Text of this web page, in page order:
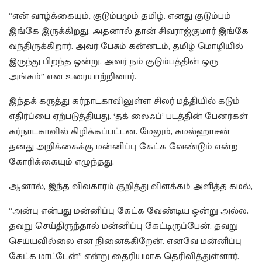
“என் வாழ்க்கையும், குடும்பமும் தமிழ். எனது குடும்பம்
இங்கே இருக்கிறது. அதனால் தான் சிவராஜ்குமார் இங்கே
வந்திருக்கிறார். அவர் பேசும் கன்னடம், தமிழ் மொழியில்
இருந்து பிறந்த ஒன்று. அவர் நம் குடும்பத்தின் ஒரு
அங்கம்” என உரையாற்றினார்.
இந்தக் கருத்து கர்நாடகாவிலுள்ள சிலர் மத்தியில் கடும்
எதிர்ப்பை ஏற்படுத்தியது. ‘தக் லைஃப்’ படத்தின் பேனர்கள்
கர்நாடகாவில் கிழிக்கப்பட்டன. மேலும், கமல்ஹாசன்
தனது அறிக்கைக்கு மன்னிப்பு கேட்க வேண்டும் என்ற
கோரிக்கையும் எழுந்தது.
ஆனால், இந்த விவகாரம் குறித்து விளக்கம் அளித்த கமல்,
“அன்பு என்பது மன்னிப்பு கேட்க வேண்டிய ஒன்று அல்ல.
தவறு செய்திருந்தால் மன்னிப்பு கேட்டிருப்பேன். தவறு
செய்யவில்லை என நினைக்கிறேன். எனவே மன்னிப்பு
கேட்க மாட்டேன்” என்று தைரியமாக தெரிவித்துள்ளார்.